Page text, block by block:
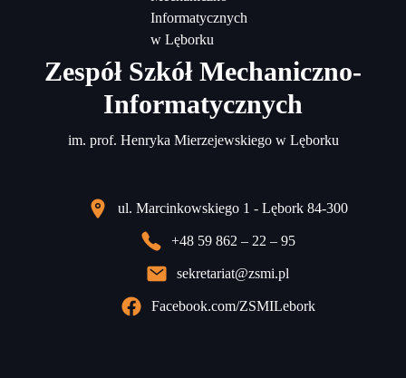
Zespół Szkół Mechaniczno-
Informatycznych
im. prof. Henryka Mierzejewskiego w Lęborku
ul. Marcinkowskiego 1 - Lębork 84-300
+48 59 862 – 22 – 95
sekretariat@zsmi.pl
Facebook.com/ZSMILebork